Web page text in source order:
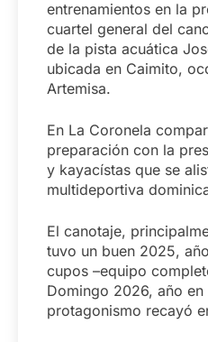
entrenamientos en la
cuartel general del
de la pista acuática
ubicada en Caimito,
Artemisa.
En La Coronela
preparación con la
y kayacístas que se
multideportiva
El canotaje,
tuvo un buen 2025,
cupos –equipo
Domingo 2026, año
protagonismo recayó